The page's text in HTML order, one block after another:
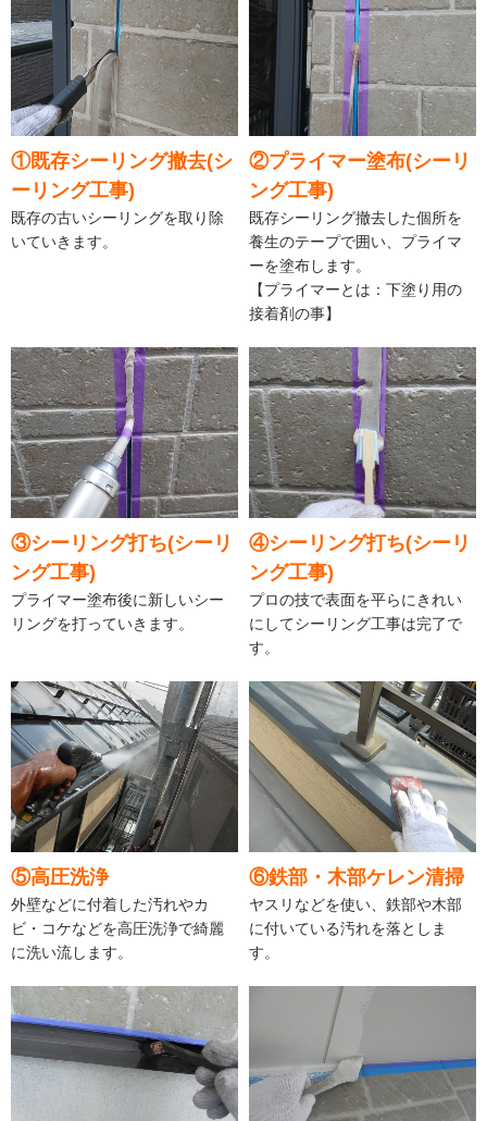
①既存シーリング撤去(シ
ーリング工事)
既存の古いシーリングを取り除
いていきます。
②プライマー塗布(シーリ
ング工事)
既存シーリング撤去した個所を
養生のテープで囲い、プライマ
ーを塗布します。
【プライマーとは：下塗り用の
接着剤の事】
③シーリング打ち(シーリ
ング工事)
プライマー塗布後に新しいシー
リングを打っていきます。
④シーリング打ち(シーリ
ング工事)
プロの技で表面を平らにきれい
にしてシーリング工事は完了で
す。
⑤高圧洗浄
外壁などに付着した汚れやカ
ビ・コケなどを高圧洗浄で綺麗
に洗い流します。
⑥鉄部・木部ケレン清掃
ヤスリなどを使い、鉄部や木部
に付いている汚れを落としま
す。